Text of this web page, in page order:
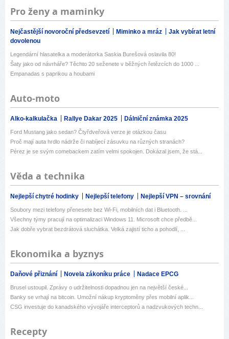
Pro ženy a maminky
Nejčastější novoroční předsevzetí Miminko a mráz
Jak vybírat letní
dovolenou
Legendární hlasatelka a moderátorka Saskia Burešová oslavila 80!
Šaty jako od návrháře? Těchto 20 seženete v běžných řetězcích do 1000 ...
Empanadas s paprikou a houbami
Auto-moto
Alko-kalkulačka Rallye Dakar 2025 Dálniční známka 2025
Ford Mustang jako sedan? Čtyřdveřová verze je otázkou času
Proč mají auta hrdlo nádrže či nabíjecí zásuvku na různých stranách?
Pérez je se svým comebackem zatím velmi spokojen. Dokázal jsem, že stá...
Věda a technika
Nejlepší chytré hodinky Nejlepší telefony Nejlepší VPN – srovnání
Soubory mezi telefony přenesete bez Wi-Fi, mobilních dat i Bluetooth. ...
Všechny týmy pracují na optimalizaci Windows 11. Microsoft chce předbě...
Jak dobře vybrat bezdrátová sluchátka. Velká zajistí ticho a pohodlí, ...
Ekonomika a byznys
Daňové přiznání Novela zákoníku práce Nadace EPCG
Brusel ustoupil. Zprávy o udržitelnosti dopadnou jen na největší české...
Banky se vrhají na bitcoin. Umožní nákup kryptoměny přes mobilní aplik...
CSG investuje do kanadského vývojáře interceptorů a nadzvukových techn...
Recepty